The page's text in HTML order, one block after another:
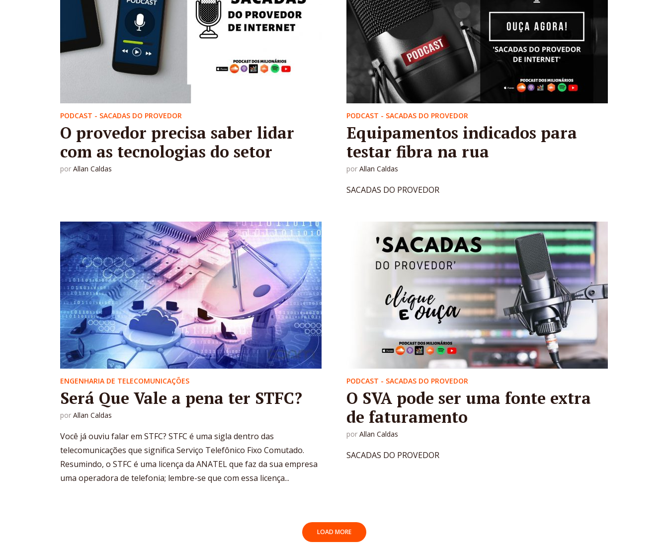
PODCAST - SACADAS DO PROVEDOR
O provedor precisa saber lidar
com as tecnologias do setor
por Allan Caldas
PODCAST - SACADAS DO PROVEDOR
Equipamentos indicados para
testar fibra na rua
por Allan Caldas
SACADAS DO PROVEDOR
ENGENHARIA DE TELECOMUNICAÇÕES
Será Que Vale a pena ter STFC?
por Allan Caldas
Você já ouviu falar em STFC? STFC é uma sigla dentro das
telecomunicações que significa Serviço Telefônico Fixo Comutado.
Resumindo, o STFC é uma licença da ANATEL que faz da sua empresa
uma operadora de telefonia; lembre-se que com essa licença...
PODCAST - SACADAS DO PROVEDOR
O SVA pode ser uma fonte extra
de faturamento
por Allan Caldas
SACADAS DO PROVEDOR
LOAD MORE